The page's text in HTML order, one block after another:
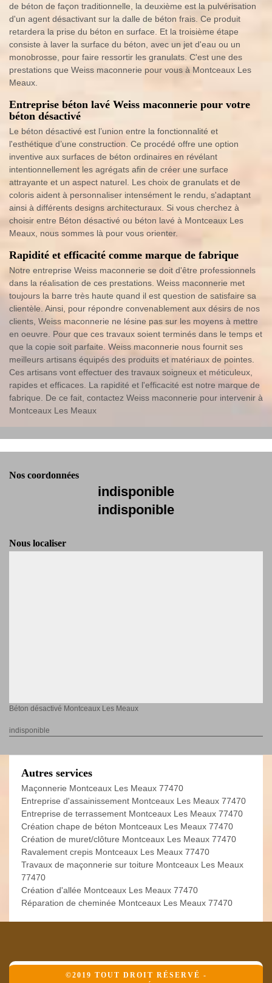
de béton de façon traditionnelle, la deuxième est la pulvérisation
d'un agent désactivant sur la dalle de béton frais. Ce produit
retardera la prise du béton en surface. Et la troisième étape
consiste à laver la surface du béton, avec un jet d'eau ou un
monobrosse, pour faire ressortir les granulats. C'est une des
prestations que Weiss maconnerie pour vous à Montceaux Les
Meaux.
Entreprise béton lavé Weiss maconnerie pour votre
béton désactivé
Le béton désactivé est l’union entre la fonctionnalité et
l'esthétique d’une construction. Ce procédé offre une option
inventive aux surfaces de béton ordinaires en révélant
intentionnellement les agrégats afin de créer une surface
attrayante et un aspect naturel. Les choix de granulats et de
coloris aident à personnaliser intensément le rendu, s'adaptant
ainsi à différents designs architecturaux. Si vous cherchez à
choisir entre Béton désactivé ou béton lavé à Montceaux Les
Meaux, nous sommes là pour vous orienter.
Rapidité et efficacité comme marque de fabrique
Notre entreprise Weiss maconnerie se doit d'être professionnels
dans la réalisation de ces prestations. Weiss maconnerie met
toujours la barre très haute quand il est question de satisfaire sa
clientèle. Ainsi, pour répondre convenablement aux désirs de nos
clients, Weiss maconnerie ne lésine pas sur les moyens à mettre
en oeuvre. Pour que ces travaux soient terminés dans le temps et
que la copie soit parfaite. Weiss maconnerie nous fournit ses
meilleurs artisans équipés des produits et matériaux de pointes.
Ces artisans vont effectuer des travaux soigneux et méticuleux,
rapides et efficaces. La rapidité et l'efficacité est notre marque de
fabrique. De ce fait, contactez Weiss maconnerie pour intervenir à
Montceaux Les Meaux
Nos coordonnées
indisponible
indisponible
Nous localiser
Béton désactivé Montceaux Les Meaux
indisponible
Autres services
Maçonnerie Montceaux Les Meaux 77470
Entreprise d'assainissement Montceaux Les Meaux 77470
Entreprise de terrassement Montceaux Les Meaux 77470
Création chape de béton Montceaux Les Meaux 77470
Création de muret/clôture Montceaux Les Meaux 77470
Ravalement crepis Montceaux Les Meaux 77470
Travaux de maçonnerie sur toiture Montceaux Les Meaux
77470
Création d'allée Montceaux Les Meaux 77470
Réparation de cheminée Montceaux Les Meaux 77470
©2019 TOUT DROIT RÉSERVÉ -